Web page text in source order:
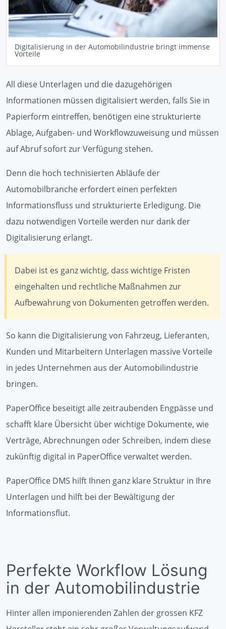
Digitalisierung in der Automobilindustrie bringt immense
Vorteile
All diese Unterlagen und die dazugehörigen
Informationen müssen digitalisiert werden, falls Sie in
Papierform eintreffen, benötigen eine strukturierte
Ablage, Aufgaben- und Workflowzuweisung und müssen
auf Abruf sofort zur Verfügung stehen.
Denn die hoch technisierten Abläufe der
Automobilbranche erfordert einen perfekten
Informationsfluss und strukturierte Erledigung. Die
dazu notwendigen Vorteile werden nur dank der
Digitalisierung erlangt.
Dabei ist es ganz wichtig, dass wichtige Fristen
eingehalten und rechtliche Maßnahmen zur
Aufbewahrung von Dokumenten getroffen werden.
So kann die Digitalisierung von Fahrzeug, Lieferanten,
Kunden und Mitarbeitern Unterlagen massive Vorteile
in jedes Unternehmen aus der Automobilindustrie
bringen.
PaperOffice beseitigt alle zeitraubenden Engpässe und
schafft klare Übersicht über wichtige Dokumente, wie
Verträge, Abrechnungen oder Schreiben, indem diese
zukünftig digital in PaperOffice verwaltet werden.
PaperOffice DMS hilft Ihnen ganz klare Struktur in Ihre
Unterlagen und hilft bei der Bewältigung der
Informationsflut.
Perfekte Workflow Lösung
in der Automobilindustrie
Hinter allen imponierenden Zahlen der grossen KFZ